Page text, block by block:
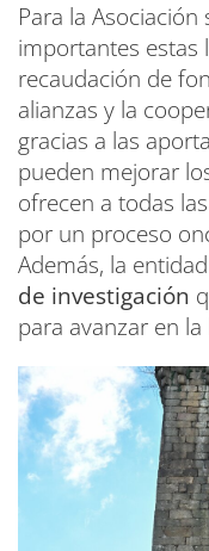
Para la
importantes estas
recaudación de
alianzas y la
gracias a las
pueden mejorar
ofrecen a todas
por un proceso
Además, la
de investigación
para avanzar en